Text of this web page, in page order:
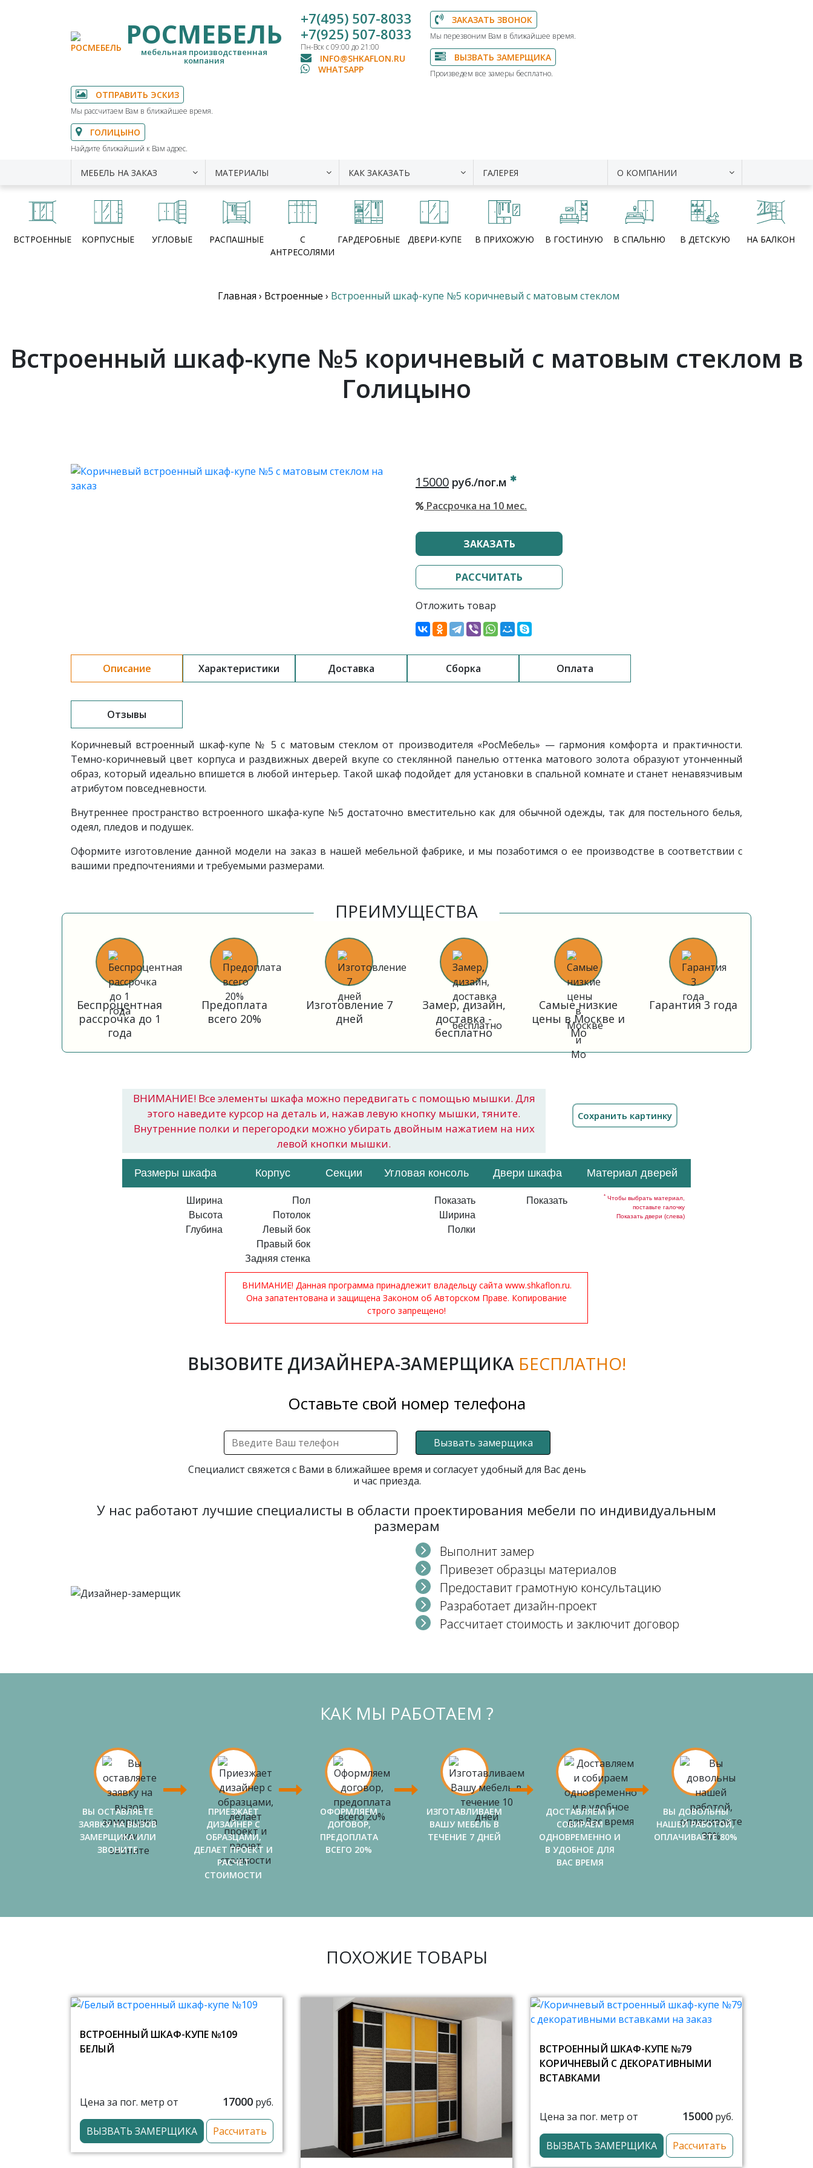
РОСМЕБЕЛЬ
мебельная производственная
компания
+7(495) 507-8033
+7(925) 507-8033
Пн-Вск с 09:00 до 21:00
INFO@SHKAFLON.RU
WHATSAPP
ЗАКАЗАТЬ ЗВОНОК
Мы перезвоним Вам в ближайшее время.
ВЫЗВАТЬ ЗАМЕРЩИКА
Произведем все замеры бесплатно.
ОТПРАВИТЬ ЭСКИЗ
Мы рассчитаем Вам в ближайшее время.
ГОЛИЦЫНО
Найдите ближайший к Вам адрес.
МЕБЕЛЬ НА ЗАКАЗ МАТЕРИАЛЫ КАК ЗАКАЗАТЬ ГАЛЕРЕЯ О КОМПАНИИ
ВСТРОЕННЫЕ КОРПУСНЫЕ УГЛОВЫЕ РАСПАШНЫЕ
С
АНТРЕСОЛЯМИ
ГАРДЕРОБНЫЕ ДВЕРИ-КУПЕ В ПРИХОЖУЮ В ГОСТИНУЮ В СПАЛЬНЮ В ДЕТСКУЮ НА БАЛКОН
Главная › Встроенные › Встроенный шкаф-купе №5 коричневый с матовым стеклом
Встроенный шкаф-купе №5 коричневый с матовым стеклом в
Голицыно
15000 руб./пог.м
Рассрочка на 10 мес.
ЗАКАЗАТЬ
РАССЧИТАТЬ
Отложить товар
Описание Характеристики Доставка Сборка Оплата
Отзывы
Коричневый встроенный шкаф-купе № 5 с матовым стеклом от производителя «РосМебель» — гармония комфорта и практичности.
Темно-коричневый цвет корпуса и раздвижных дверей вкупе со стеклянной панелью оттенка матового золота образуют утонченный
образ, который идеально впишется в любой интерьер. Такой шкаф подойдет для установки в спальной комнате и станет ненавязчивым
атрибутом повседневности.
Внутреннее пространство встроенного шкафа-купе №5 достаточно вместительно как для обычной одежды, так для постельного белья,
одеял, пледов и подушек.
Оформите изготовление данной модели на заказ в нашей мебельной фабрике, и мы позаботимся о ее производстве в соответствии с
вашими предпочтениями и требуемыми размерами.
ПРЕИМУЩЕСТВА
Беспроцентная
рассрочка до 1
года
Предоплата
всего 20%
Изготовление 7
дней
Замер, дизайн,
доставка -
бесплатно
Самые низкие
цены в Москве и
Мо
Гарантия 3 года
ВНИМАНИЕ! Все элементы шкафа можно передвигать с помощью мышки. Для
этого наведите курсор на деталь и, нажав левую кнопку мышки, тяните.
Внутренние полки и перегородки можно убирать двойным нажатием на них
левой кнопки мышки.
Размеры шкафа Корпус Секции Угловая консоль Двери шкафа Материал дверей
Ширина
Высота
Глубина
Пол
Потолок
Левый бок
Правый бок
Задняя стенка
Показать
Ширина
Полки
Показать * Чтобы выбрать материал,
поставьте галочку
Показать двери (слева)
ВНИМАНИЕ! Данная программа принадлежит владельцу сайта www.shkaflon.ru.
Она запатентована и защищена Законом об Авторском Праве. Копирование
строго запрещено!
ВЫЗОВИТЕ ДИЗАЙНЕРА-ЗАМЕРЩИКА БЕСПЛАТНО!
Оставьте свой номер телефона
Вызвать замерщика
Специалист свяжется с Вами в ближайшее время и согласует удобный для Вас день
и час приезда.
У нас работают лучшие специалисты в области проектирования мебели по индивидуальным
размерам
Выполнит замер
Привезет образцы материалов
Предоставит грамотную консультацию
Разработает дизайн-проект
Рассчитает стоимость и заключит договор
КАК МЫ РАБОТАЕМ ?
ВЫ ОСТАВЛЯЕТЕ
ЗАЯВКУ НА ВЫЗОВ
ЗАМЕРЩИКА ИЛИ
ЗВОНИТЕ
ПРИЕЗЖАЕТ
ДИЗАЙНЕР С
ОБРАЗЦАМИ,
ДЕЛАЕТ ПРОЕКТ И
РАСЧЕТ
СТОИМОСТИ
ОФОРМЛЯЕМ
ДОГОВОР,
ПРЕДОПЛАТА
ВСЕГО 20%
ИЗГОТАВЛИВАЕМ
ВАШУ МЕБЕЛЬ В
ТЕЧЕНИЕ 7 ДНЕЙ
ДОСТАВЛЯЕМ И
СОБИРАЕМ
ОДНОВРЕМЕННО И
В УДОБНОЕ ДЛЯ
ВАС ВРЕМЯ
ВЫ ДОВОЛЬНЫ
НАШЕЙ РАБОТОЙ,
ОПЛАЧИВАЕТЕ 80%
ПОХОЖИЕ ТОВАРЫ
ВСТРОЕННЫЙ ШКАФ-КУПЕ №109
БЕЛЫЙ
Цена за пог. метр от 17000 руб.
ВЫЗВАТЬ ЗАМЕРЩИКА Рассчитать
ВСТРОЕННЫЙ ШКАФ-КУПЕ №79
КОРИЧНЕВЫЙ С ДЕКОРАТИВНЫМИ
ВСТАВКАМИ
Цена за пог. метр от 15000 руб.
ВЫЗВАТЬ ЗАМЕРЩИКА Рассчитать